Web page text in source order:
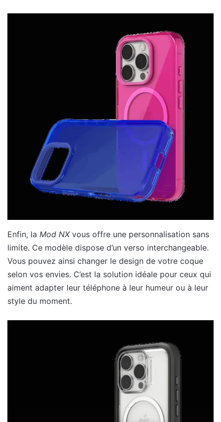
Enfin, la Mod NXvous offre une personnalisation sans
limite. Ce modèle dispose d’un verso interchangeable.
Vous pouvez ainsi changer le design de votre coque
selon vos envies. C’est la solution idéale pour ceux qui
aiment adapter leur téléphone à leur humeur ou à leur
style du moment.